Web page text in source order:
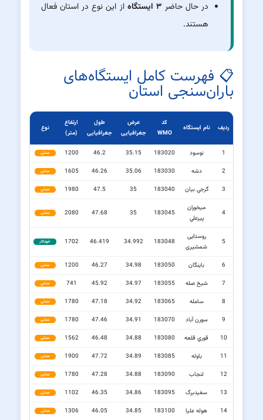
در حال حاضر ۳ ایستگاه
از این نوع در استان فعال
هستند.
📋 فهرست کامل ایستگاه‌های
باران‌سنجی استان
ردیف نام ایستگاه
کد
WMO
عرض
جغرافیایی
طول
جغرافیایی
ارتفاع
(متر)
نوع
1 نوسود 183020
35.15
46.2
1200 سنتی
2 دشه 183030
35.06
46.26
1605 سنتی
3 گرجي بيان 183040
35
47.5
1980 سنتی
4
ميخوران
پيرعلي
183045
35
47.68
2080 سنتی
5
روستایی
شمشیری
183048
34.992
46.419
1702 خودکار
6 باینگان 183050
34.98
46.27
1200 سنتی
7 شيخ صله 183055
34.97
45.92
741 سنتی
8 سامله 183065
34.92
47.18
1780 سنتی
9 سورن آباد 183070
34.91
47.46
1780 سنتی
10 قوري قلعه 183080
34.88
46.48
1562 سنتی
11 باوله 183085
34.89
47.72
1900 سنتی
12 لنجاب 183090
34.88
47.28
1780 سنتی
13 سفيدبرگ 183095
34.86
46.35
1102 سنتی
14 هوله عليا 183100
34.85
46.05
1306 سنتی